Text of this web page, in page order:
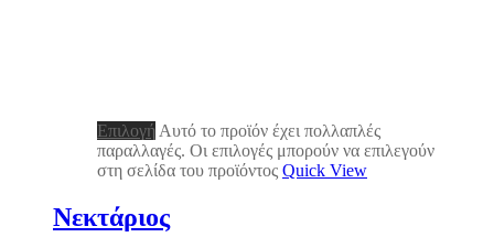
Επιλογή Αυτό το προϊόν έχει πολλαπλές
παραλλαγές. Οι επιλογές μπορούν να επιλεγούν
στη σελίδα του προϊόντος Quick View
Νεκτάριος